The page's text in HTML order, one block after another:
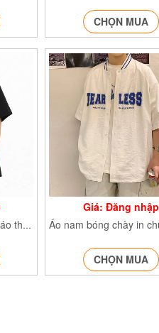
CHỌN MUA
Áo phông nam Tee new áo thun nam chất cotton mịn 100% form rộng cổ tròn cộc tay mặc đi làm, đi chơi
Giá: Đăng nhập
CHỌN MUA